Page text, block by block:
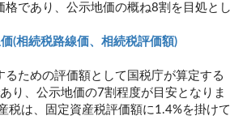
格であり、公示地価の概ね8割を目処とし
(相続税路線価、相続税評価額)
るための評価額として国税庁が算定する
り、公示地価の7割程度が目安となりま
税は、固定資産税評価額に1.4%を掛けて